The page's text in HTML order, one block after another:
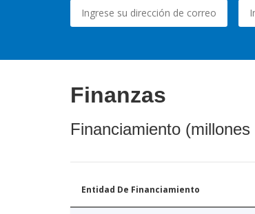
Finanzas
Financiamiento
Entidad De Financiamiento